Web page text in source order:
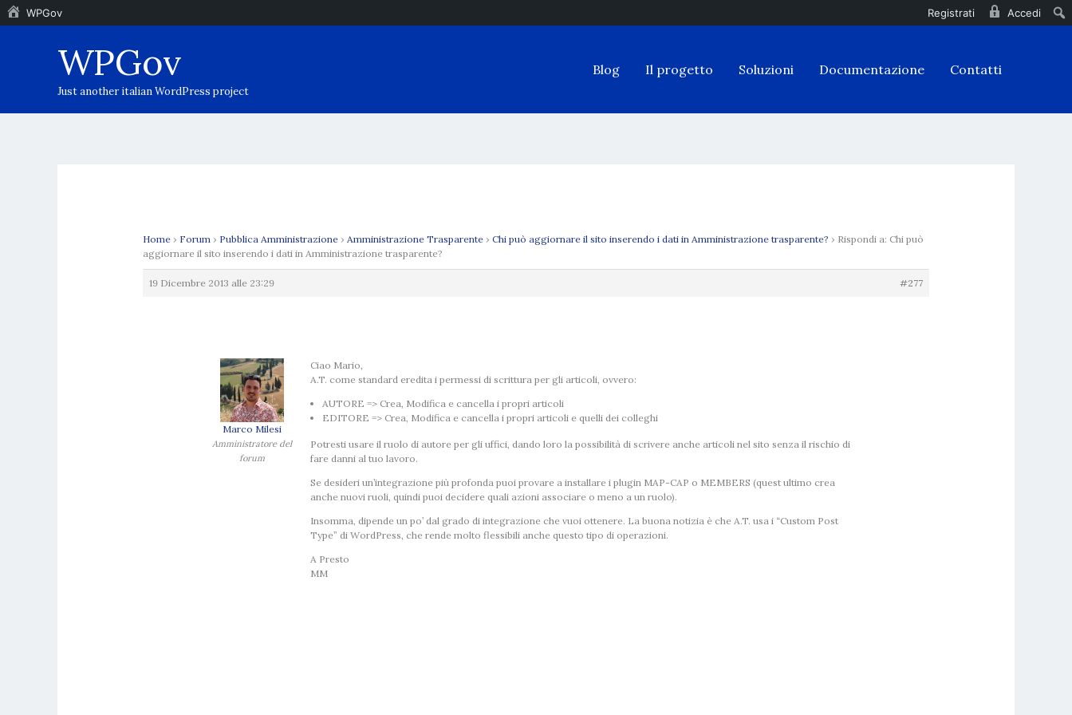
WPGov Registrati Accedi
WPGov
Just another italian WordPress project
Blog Il progetto Soluzioni Documentazione Contatti
Home › Forum › Pubblica Amministrazione › Amministrazione Trasparente › Chi può aggiornare il sito inserendo i dati in Amministrazione trasparente? › Rispondi a: Chi può
aggiornare il sito inserendo i dati in Amministrazione trasparente?
19 Dicembre 2013 alle 23:29 #277
Marco Milesi
Amministratore del
forum
Ciao Mario,
A.T. come standard eredita i permessi di scrittura per gli articoli, ovvero:
AUTORE => Crea, Modifica e cancella i propri articoli
EDITORE => Crea, Modifica e cancella i propri articoli e quelli dei colleghi
Potresti usare il ruolo di autore per gli uffici, dando loro la possibilità di scrivere anche articoli nel sito senza il rischio di
fare danni al tuo lavoro.
Se desideri un’integrazione più profonda puoi provare a installare i plugin MAP-CAP o MEMBERS (quest ultimo crea
anche nuovi ruoli, quindi puoi decidere quali azioni associare o meno a un ruolo).
Insomma, dipende un po’ dal grado di integrazione che vuoi ottenere. La buona notizia è che A.T. usa i “Custom Post
Type” di WordPress, che rende molto flessibili anche questo tipo di operazioni.
A Presto
MM